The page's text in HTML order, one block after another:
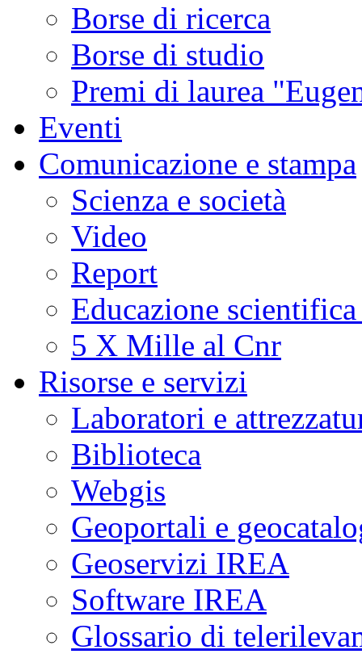
Borse di ricerca
Borse di studio
Premi di laurea
Eventi
Comunicazione e stampa
Scienza e società
Video
Report
Educazione
5 X Mille al Cnr
Risorse e servizi
Laboratori e
Biblioteca
Webgis
Geoportali e
Geoservizi IREA
Software IREA
Glossario di